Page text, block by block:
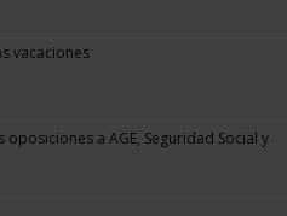
vacaciones
oposiciones a AGE, Seguridad Social y